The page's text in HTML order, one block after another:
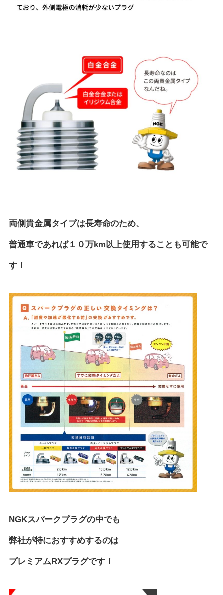
両側貴金属タイプは長寿命のため、
普通車であれば１０万km以上使用することも可能で
す！
NGKスパークプラグの中でも
弊社が特におすすめするのは
プレミアムRXプラグです！